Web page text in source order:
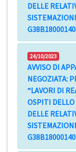
DELLE
24/10/2023
AVVISO DI
NEGOZIATA:
“LAVORI DI
OSPITI DELLO
DELLE